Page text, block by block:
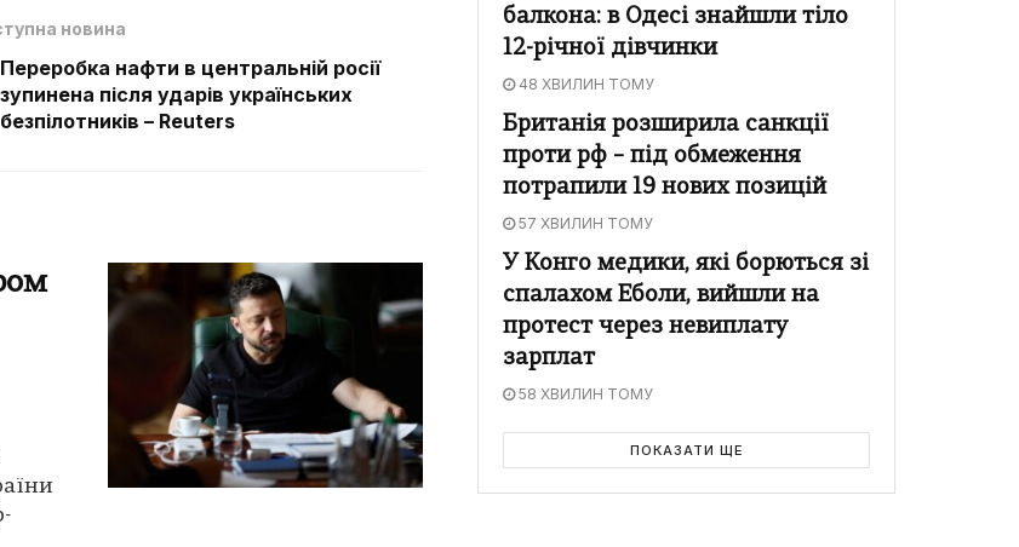
новина
Переробка нафти в центральній росії
зупинена після ударів українських
безпілотників – Reuters
балкона: в Одесі знайшли тіло
12-річної дівчинки
48 ХВИЛИН ТОМУ
Британія розширила санкції
проти рф – під обмеження
потрапили 19 нових позицій
57 ХВИЛИН ТОМУ
У Конго медики, які борються зі
спалахом Еболи, вийшли на
протест через невиплату
зарплат
58 ХВИЛИН ТОМУ
ПОКАЗАТИ ЩЕ